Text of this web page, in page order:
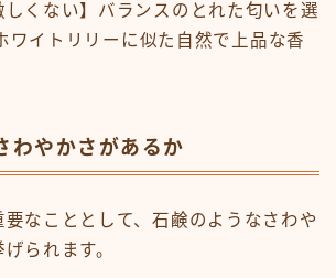
しくない】バランスのとれた匂いを選
ワイトリリーに似た自然で上品な香
わやかさがあるか
なこととして、石鹸のようなさわや
られます。